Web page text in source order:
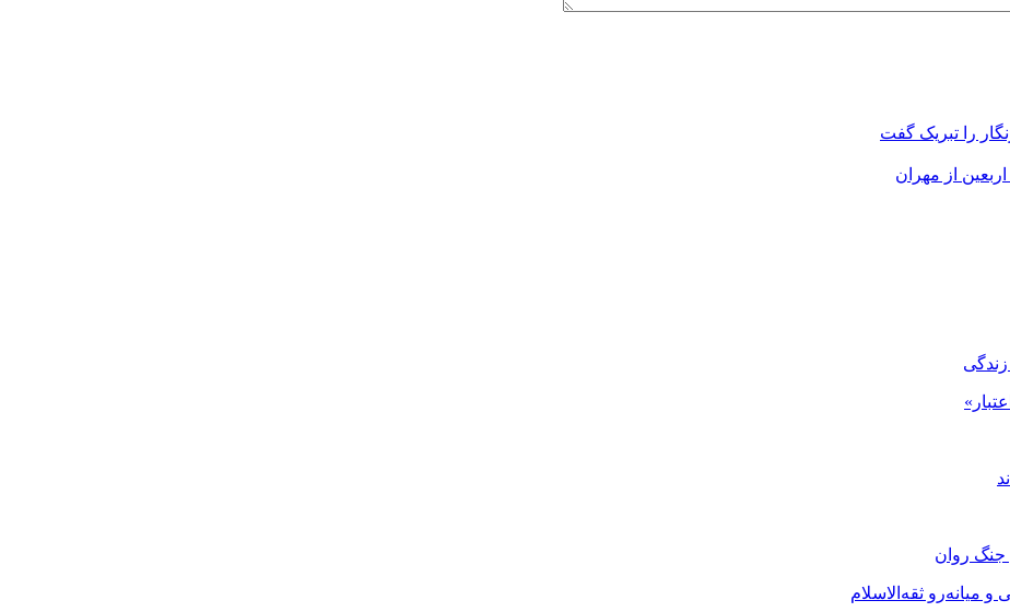
را تبریک گفت
جنگ روان
میانه‌رو ثقه‌الاسلام